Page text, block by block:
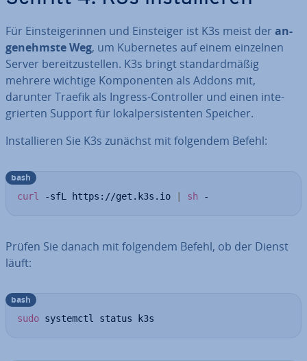
Für Ein­stei­ge­rin­nen und Ein­stei­ger ist K3s meist der an­
ge­nehms­te Weg, um Ku­ber­netes auf einem einzelnen
Server be­reit­zu­stel­len. K3s bringt stan­dard­mä­ßig
mehrere wichtige Kom­po­nen­ten als Addons mit,
darunter Traefik als Ingress-Con­trol­ler und einen in­te­
grier­ten Support für lo­kal­per­sis­ten­ten Speicher.
In­stal­lie­ren Sie K3s zunächst mit folgendem Befehl:
curl -sfL https://get.k3s.io sh -
bash
Prüfen Sie danach mit folgendem Befehl, ob der Dienst
läuft:
sudo systemctl status k3s
bash